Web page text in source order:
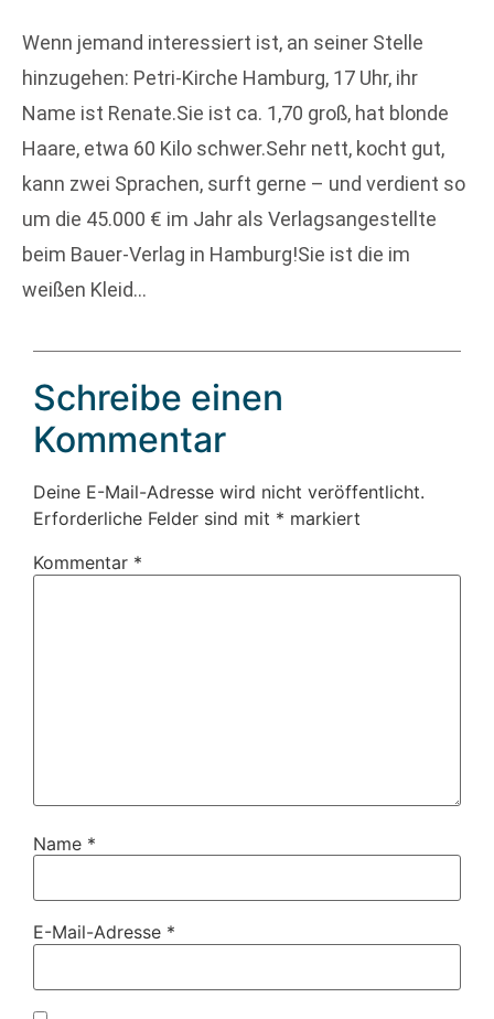
Wenn jemand interessiert ist, an seiner Stelle
hinzugehen: Petri-Kirche Hamburg, 17 Uhr, ihr
Name ist Renate.Sie ist ca. 1,70 groß, hat blonde
Haare, etwa 60 Kilo schwer.Sehr nett, kocht gut,
kann zwei Sprachen, surft gerne – und verdient so
um die 45.000 € im Jahr als Verlagsangestellte
beim Bauer-Verlag in Hamburg!Sie ist die im
weißen Kleid…
Schreibe einen
Kommentar
Deine E-Mail-Adresse wird nicht veröffentlicht.
Erforderliche Felder sind mit * markiert
Kommentar *
Name *
E-Mail-Adresse *